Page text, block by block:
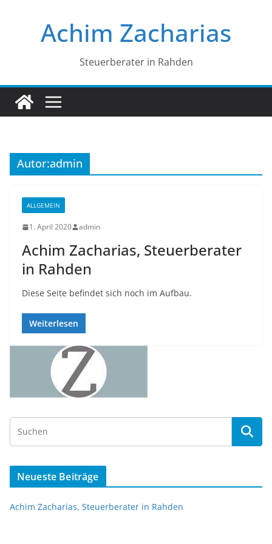
Achim Zacharias
Steuerberater in Rahden
Autor:admin
ALLGEMEIN
1. April 2020 admin
Achim Zacharias, Steuerberater
in Rahden
Diese Seite befindet sich noch im Aufbau.
Weiterlesen
Neueste Beiträge
Achim Zacharias, Steuerberater in Rahden